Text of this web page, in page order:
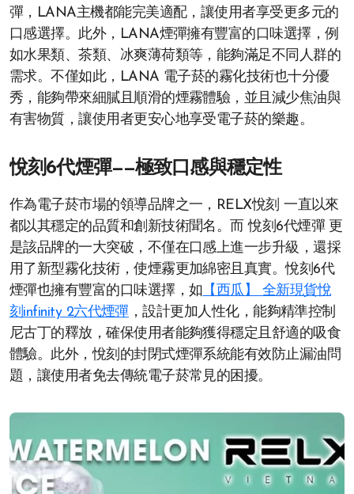
彈，LANA主機都能完美適配，讓使用者享受更多元的
口感選擇。此外，LANA煙彈擁有豐富的口味選擇，例
如水果類、茶類、冰爽薄荷類等，能夠滿足不同人群的
需求。不僅如此，LANA 電子菸的霧化技術也十分優
秀，能夠帶來細膩且順滑的煙霧體驗，並且減少焦油與
有害物質，讓使用者更安心地享受電子菸的樂趣。
悅刻6代煙彈——極致口感與穩定性
作為電子菸市場的領導品牌之一，RELX悅刻 一直以來
都以其穩定的品質和創新技術聞名。而 悅刻6代煙彈 更
是該品牌的一大突破，不僅在口感上進一步升級，還採
用了新型霧化技術，使煙霧更加綿密且真實。悅刻6代
煙彈也擁有豐富的口味選擇，如 【西瓜】 全新現貨悅
刻infinity 2六代煙彈 ，設計更加人性化，能夠精準控制
尼古丁的釋放，確保使用者能夠獲得穩定且舒適的吸食
體驗。此外，悅刻的封閉式煙彈系統能有效防止漏油問
題，讓使用者免去傳統電子菸常見的困擾。